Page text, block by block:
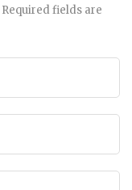
Required fields are